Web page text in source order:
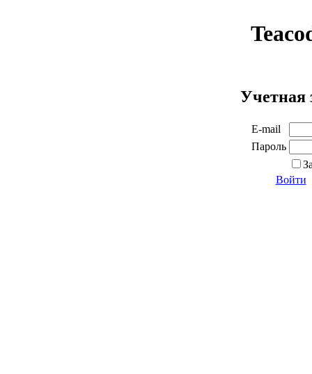
Учетная
E-mail
Пароль
Войти